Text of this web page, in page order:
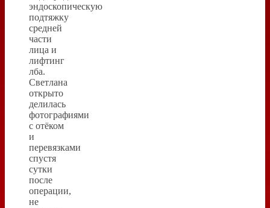
эндоскопическую
подтяжку
средней
части
лица и
лифтинг
лба.
Светлана
открыто
делилась
фотографиями
с отёком
и
перевязками
спустя
сутки
после
операции,
не